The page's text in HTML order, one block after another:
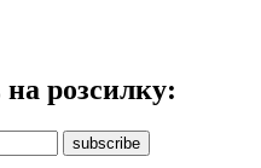
розсилку:
subscribe